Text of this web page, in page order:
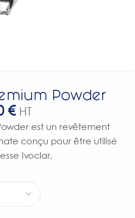
Powder
€ HT
Powder est un revêtement
conçu pour être utilisé
Ivoclar.